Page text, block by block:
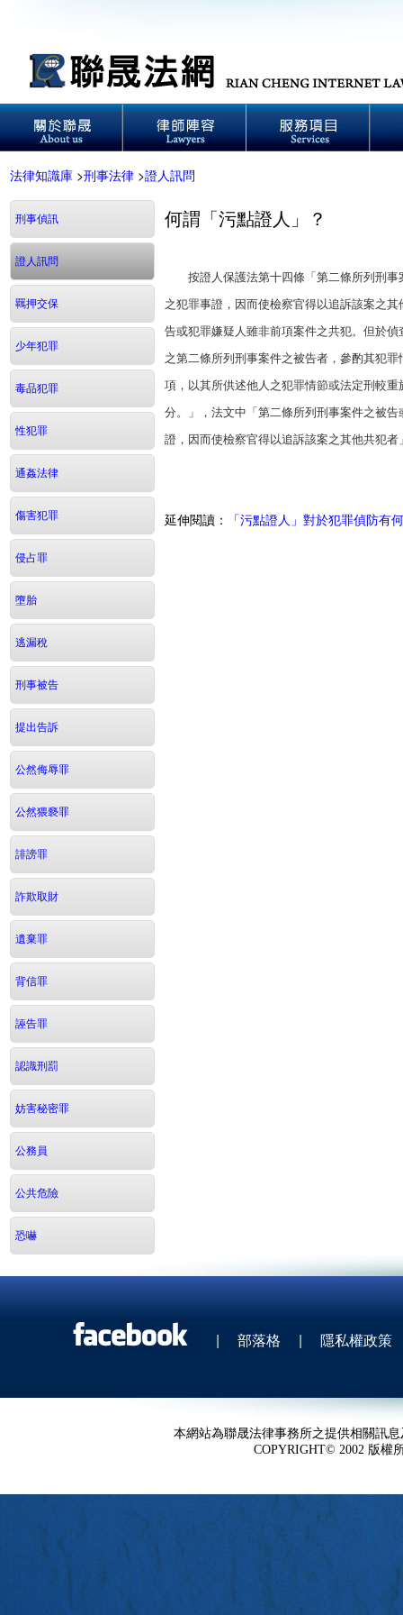
法律知識庫 >刑事法律 >證人訊問
刑事偵訊
證人訊問
羈押交保
少年犯罪
毒品犯罪
性犯罪
通姦法律
傷害犯罪
侵占罪
墮胎
逃漏稅
刑事被告
提出告訴
公然侮辱罪
公然猥褻罪
誹謗罪
詐欺取財
遺棄罪
背信罪
誣告罪
認識刑罰
妨害秘密罪
公務員
公共危險
恐嚇
何謂「污點證人」？
按證人保護法第十四條「第二條所列刑事
之犯罪事證，因而使檢察官得以追訴該案之
告或犯罪嫌疑人雖非前項案件之共犯。但於
之第二條所列刑事案件之被告者，參酌其犯
項，以其所供述他人之犯罪情節或法定刑較
分。」，法文中「第二條所列刑事案件之被
證，因而使檢察官得以追訴該案之其他共
延伸閱讀： 「污點證人」對於犯罪偵防有
| 部落格 | 隱私權政策
本網站為聯晟法律事務所之提供相關訊
COPYRIGHT© 2002 版權